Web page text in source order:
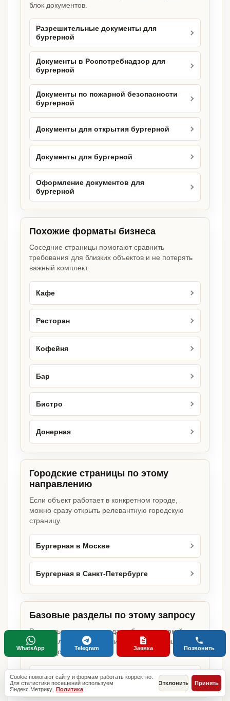
блок документов.
Разрешительные документы для
бургерной
Документы в Роспотребнадзор для
бургерной
Документы по пожарной безопасности
бургерной
Документы для открытия бургерной
Документы для бургерной
Оформление документов для
бургерной
Похожие форматы бизнеса
Соседние страницы помогают сравнить
требования для близких объектов и не потерять
важный комплект.
Кафе
Ресторан
Кофейня
Бар
Бистро
Донерная
Городские страницы по этому
направлению
Если объект работает в конкретном городе,
можно сразу открыть релевантную городскую
страницу.
Бургерная в Москве
Бургерная в Санкт-Петербурге
Базовые разделы по этому запросу
Родительские страницы дают более широкий
обзор услуги, объекта или региона без лишних
переходов.
Какие документы нужны для бизнеса
Cookie помогают сайту и формам работать корректно.
Для статистики посещений используем
Яндекс.Метрику. Политика
Отклонить Принять
WhatsApp Telegram Заявка Позвонить